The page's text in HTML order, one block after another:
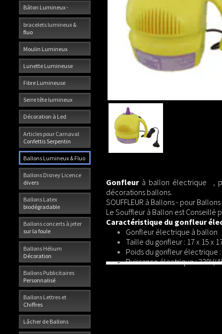
Bâton Lumineux -
bracelets lumineux &
fluo
Moulin Lumineux
Lunette Lumineuse
Fibre Lumineuse
Serre tête lumineux
Décoration à Led
Articles pour Carnaval
Confettis Serpentin
Ballons Lumineux & Fluo
Ballons Disney Licence
divers
Ballons Latex
biodégradable
Ballons concerts à jeter
sur la foule
Ballons Hélium
Décoration
Ballons Publicitaires
Personnalisé
Ballons Lettres et
Chiffres
Lâcher de Ballons
Gonfleurà ballon électrique ,
décorations ballons.
SOUFFLEUR à Ballons - pour
Le Souffleur à Ballon est Conseillé
Caractéristique du gonfleur
Gonfleur électrique à ballon
Taille du gonfleur : 17 x 15 x
Poids du gonfleur électrique :
Puissance électrique : 230V/